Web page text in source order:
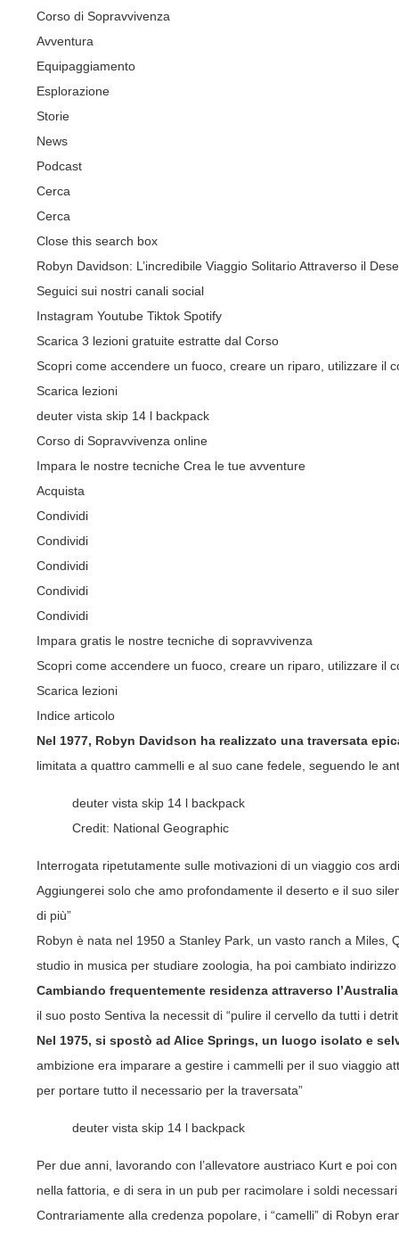
Corso di Sopravvivenza
Avventura
Equipaggiamento
Esplorazione
Storie
News
Podcast
Cerca
Cerca
Close this search box
Robyn Davidson: L’incredibile Viaggio Solitario Attraverso il
Seguici sui nostri canali social
Instagram Youtube Tiktok Spotify
Scarica 3 lezioni gratuite estratte dal Corso
Scopri come accendere un fuoco, creare un riparo, utilizzare il
Scarica lezioni
deuter vista skip 14 l backpack
Corso di Sopravvivenza online
Impara le nostre tecniche Crea le tue avventure
Acquista
Condividi
Condividi
Condividi
Condividi
Condividi
Impara gratis le nostre tecniche di sopravvivenza
Scopri come accendere un fuoco, creare un riparo, utilizzare il
Scarica lezioni
Indice articolo
Nel 1977, Robyn Davidson ha realizzato una traversata
limitata a quattro cammelli e al suo cane fedele, seguendo le
deuter vista skip 14 l backpack
Credit: National Geographic
Interrogata ripetutamente sulle motivazioni di un viaggio cos
Aggiungerei solo che amo profondamente il deserto e il suo
di più”
Robyn è nata nel 1950 a Stanley Park, un vasto ranch a
studio in musica per studiare zoologia, ha poi cambiato
Cambiando frequentemente residenza attraverso l’Australia
il suo posto Sentiva la necessit di “pulire il cervello da tutti i
Nel 1975, si spostò ad Alice Springs, un luogo isolato e
ambizione era imparare a gestire i cammelli per il suo viaggio
per portare tutto il necessario per la traversata”
deuter vista skip 14 l backpack
Per due anni, lavorando con l’allevatore austriaco Kurt e poi
nella fattoria, e di sera in un pub per racimolare i soldi
Contrariamente alla credenza popolare, i “camelli” di Robyn